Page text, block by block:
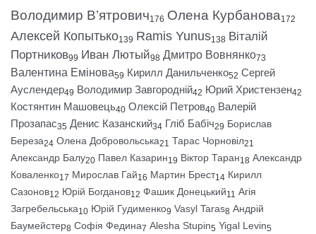
Володимир В’ятрович176 Олена Курбанова172
Алексей Копытько139 Ramis Yunus138 Віталій
Портников99 Иван Лютый98 Дмитро Вовнянко73
Валентина Емінова59 Кирилл Данильченко52 Сергей
Ауслендер49 Володимир Завгородній42 Юрий Христензен42
Костянтин Машовець40 Олексій Петров40 Валерій
Прозапас35 Денис Казанский34 Гліб Бабіч29 Борислав
Береза24 Олена Добровольська21 Тарас Чорновіл21
Александр Балу20 Павел Казарин19 Віктор Таран18 Александр
Коваленко17 Мирослав Гай16 Мартин Брест14 Кирилл
Сазонов12 Юрій Богданов12 Фашик Донецький11 Агія
Загребельська10 Юрій Гудименко9 Vasyl Taras8 Андрій
Баумейстер8 Софія Федина7 Alesha Stupin5 Yigal Levin5